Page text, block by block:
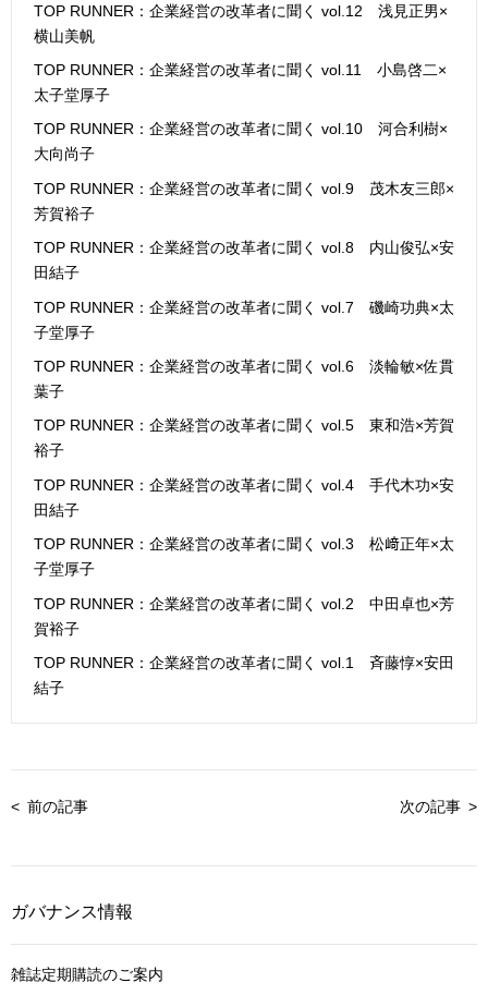
TOP RUNNER：企業経営の改革者に聞く vol.12 浅見正男×
横山美帆
TOP RUNNER：企業経営の改革者に聞く vol.11 小島啓二×
太子堂厚子
TOP RUNNER：企業経営の改革者に聞く vol.10 河合利樹×
大向尚子
TOP RUNNER：企業経営の改革者に聞く vol.9 茂木友三郎×
芳賀裕子
TOP RUNNER：企業経営の改革者に聞く vol.8 内山俊弘×安
田結子
TOP RUNNER：企業経営の改革者に聞く vol.7 磯崎功典×太
子堂厚子
TOP RUNNER：企業経営の改革者に聞く vol.6 淡輪敏×佐貫
葉子
TOP RUNNER：企業経営の改革者に聞く vol.5 東和浩×芳賀
裕子
TOP RUNNER：企業経営の改革者に聞く vol.4 手代木功×安
田結子
TOP RUNNER：企業経営の改革者に聞く vol.3 松﨑正年×太
子堂厚子
TOP RUNNER：企業経営の改革者に聞く vol.2 中田卓也×芳
賀裕子
TOP RUNNER：企業経営の改革者に聞く vol.1 斉藤惇×安田
結子
前の記事 次の記事
ガバナンス情報
雑誌定期購読のご案内